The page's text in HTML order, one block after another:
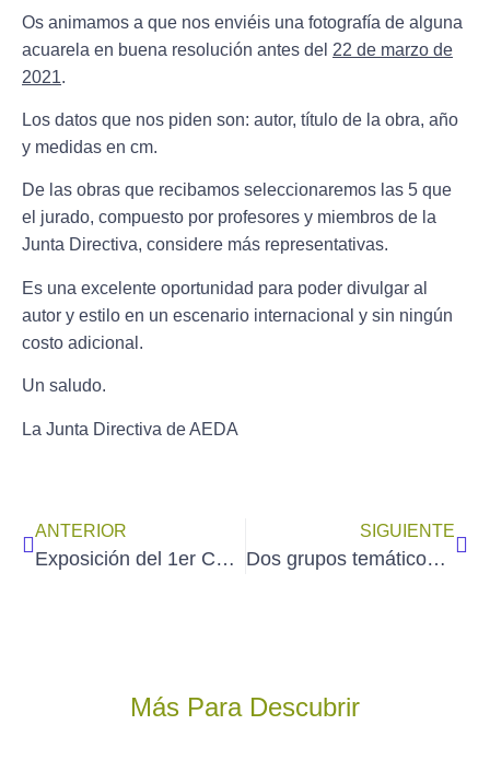
Os animamos a que nos enviéis una fotografía de alguna
acuarela en buena resolución antes del 22 de marzo de
2021.
Los datos que nos piden son: autor, título de la obra, año
y medidas en cm.
De las obras que recibamos seleccionaremos las 5 que
el jurado, compuesto por profesores y miembros de la
Junta Directiva, considere más representativas.
Es una excelente oportunidad para poder divulgar al
autor y estilo en un escenario internacional y sin ningún
costo adicional .
Un saludo.
La Junta Directiva de AEDA
ANTERIOR
Exposición del 1er Certamen Virtual «NIEVE-2021» de AEDA
SIGUIENTE
Dos grupos temáticos de clases de acuarelas grabadas, impartidas por JAVIER ZORRILLA
Más Para Descubrir